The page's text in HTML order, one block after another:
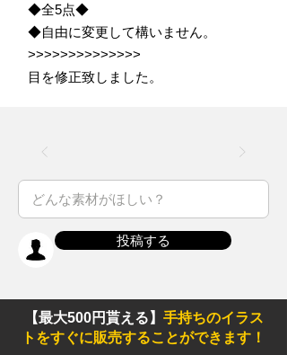
◆全5点◆
◆自由に変更して構いません。
>>>>>>>>>>>>>>
目を修正致しました。
投稿する
【最大500円貰える】 手持ちのイラス
トをすぐに販売することができます！